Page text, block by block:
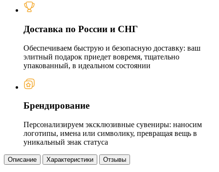
Доставка по России и СНГ
Обеспечиваем быструю и безопасную доставку: ваш
элитный подарок приедет вовремя, тщательно
упакованный, в идеальном состоянии
Брендирование
Персонализируем эксклюзивные сувениры: наносим
логотипы, имена или символику, превращая вещь в
уникальный знак статуса
Описание Характеристики Отзывы